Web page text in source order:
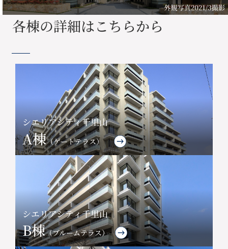
各棟の詳細はこちらから
シエリアシティ千里山
A棟（ゲートテラス）
シエリアシティ千里山
B棟（ブルームテラス）